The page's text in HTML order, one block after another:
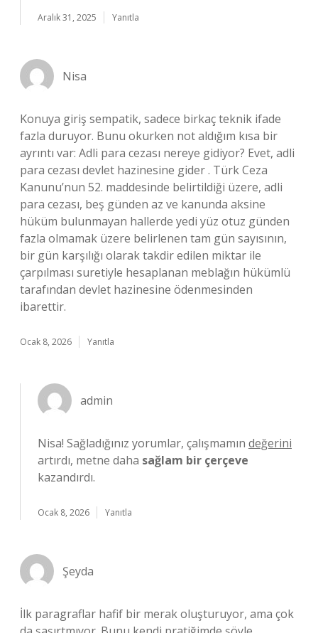
Aralık 31, 2025 Yanıtla
Nisa
Konuya giriş sempatik, sadece birkaç teknik ifade
fazla duruyor. Bunu okurken not aldığım kısa bir
ayrıntı var: Adli para cezası nereye gidiyor? Evet, adli
para cezası devlet hazinesine gider . Türk Ceza
Kanunu’nun 52. maddesinde belirtildiği üzere, adli
para cezası, beş günden az ve kanunda aksine
hüküm bulunmayan hallerde yedi yüz otuz günden
fazla olmamak üzere belirlenen tam gün sayısının,
bir gün karşılığı olarak takdir edilen miktar ile
çarpılması suretiyle hesaplanan meblağın hükümlü
tarafından devlet hazinesine ödenmesinden
ibarettir.
Ocak 8, 2026 Yanıtla
admin
Nisa! Sağladığınız yorumlar, çalışmamın değerini
artırdı, metne daha sağlam bir çerçeve
kazandırdı.
Ocak 8, 2026 Yanıtla
Şeyda
İlk paragraflar hafif bir merak oluşturuyor, ama çok